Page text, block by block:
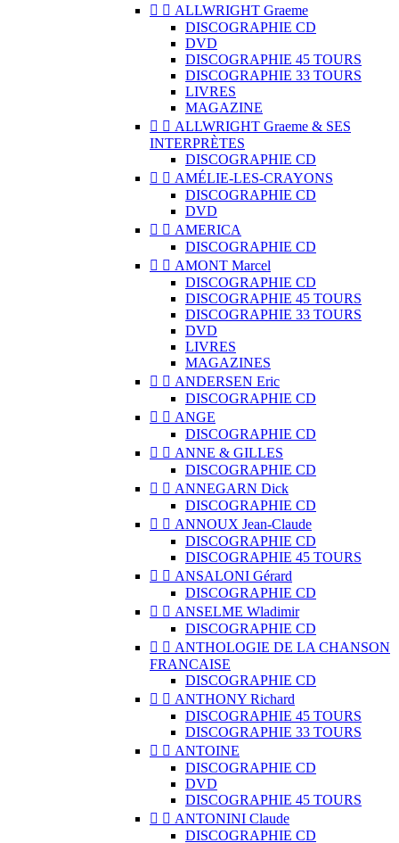
  ALLWRIGHT Graeme
DISCOGRAPHIE CD
DVD
DISCOGRAPHIE 45 TOURS
DISCOGRAPHIE 33 TOURS
LIVRES
MAGAZINE
  ALLWRIGHT Graeme & SES
INTERPRÈTES
DISCOGRAPHIE CD
  AMÉLIE-LES-CRAYONS
DISCOGRAPHIE CD
DVD
  AMERICA
DISCOGRAPHIE CD
  AMONT Marcel
DISCOGRAPHIE CD
DISCOGRAPHIE 45 TOURS
DISCOGRAPHIE 33 TOURS
DVD
LIVRES
MAGAZINES
  ANDERSEN Eric
DISCOGRAPHIE CD
  ANGE
DISCOGRAPHIE CD
  ANNE & GILLES
DISCOGRAPHIE CD
  ANNEGARN Dick
DISCOGRAPHIE CD
  ANNOUX Jean-Claude
DISCOGRAPHIE CD
DISCOGRAPHIE 45 TOURS
  ANSALONI Gérard
DISCOGRAPHIE CD
  ANSELME Wladimir
DISCOGRAPHIE CD
  ANTHOLOGIE DE LA CHANSON
FRANCAISE
DISCOGRAPHIE CD
  ANTHONY Richard
DISCOGRAPHIE 45 TOURS
DISCOGRAPHIE 33 TOURS
  ANTOINE
DISCOGRAPHIE CD
DVD
DISCOGRAPHIE 45 TOURS
  ANTONINI Claude
DISCOGRAPHIE CD